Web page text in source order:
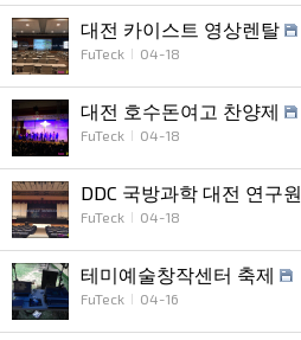
대전 카이스트 영상렌탈
FuTeck 04-18
대전 호수돈여고 찬양제
FuTeck 04-18
DDC 국방과학 대전 연구원
FuTeck 04-18
테미예술창작센터 축제
FuTeck 04-16